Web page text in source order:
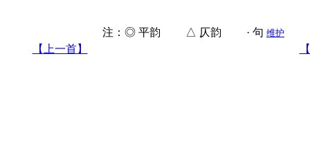
注：◎ 平韵 △ 仄韵 · 句 维护
【上一首】